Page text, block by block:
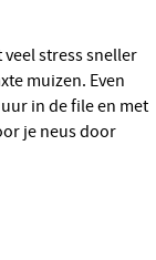
muizen. Even
in de file en met
je neus door